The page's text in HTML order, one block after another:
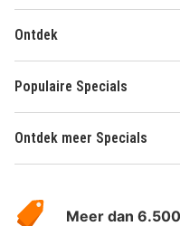
Ontdek
Populaire Specials
Ontdek meer Specials
HotelSpecials
Meer dan